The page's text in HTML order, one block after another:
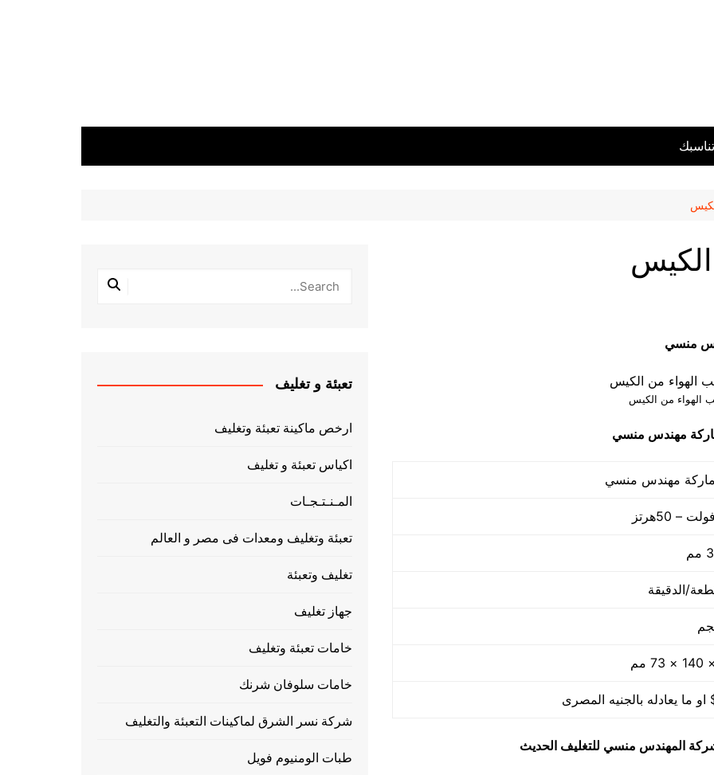
منسي
الهواء من الكيس
مهندس منسي
شركة المهندس منسي للتغليف الحديث
تعبئة و تغليف
ارخص ماكينة تعبئة وتغليف
اكياس تعبئة و تغليف
المـنـتـجـات
تعبئة وتغليف ومعدات فى مصر و العالم
تغليف وتعبئة
جهاز تغليف
خامات تعبئة وتغليف
خامات سلوفان شرنك
شركة نسر الشرق لماكينات التعبئة والتغليف
طبات الومنيوم فويل